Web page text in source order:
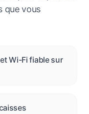
que vous
Wi-Fi fiable sur